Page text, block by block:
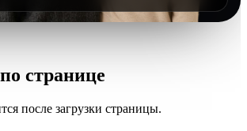
странице
после загрузки страницы.